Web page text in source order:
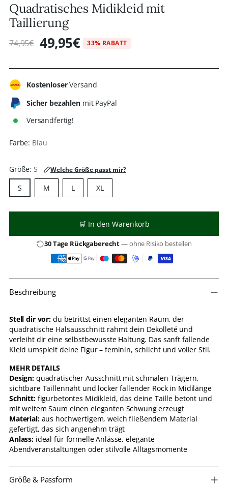
Quadratisches Midikleid mit
Taillierung
Regulärer
74,95€ 49,95€ 33% RABATT
KostenloserVersand
Sicher bezahlenmit PayPal
Versandfertig!
Farbe: Blau
Größe:S Welche Größe passt mir?
S M L XL
🛒 In den Warenkorb
30 Tage Rückgaberecht— ohne Risiko bestellen
in
legen
Beschreibung
Stell dir vor: du betrittst einen eleganten Raum, der
quadratische Halsausschnitt rahmt dein Dekolleté und
verleiht dir eine selbstbewusste Haltung. Das sanft fallende
Kleid umspielt deine Figur – feminin, schlicht und voller Stil.
MEHR DETAILS
Design: quadratischer Ausschnitt mit schmalen Trägern,
sichtbare Taillennaht und locker fallender Rock in Midilänge
Schnitt:figurbetontes Midikleid, das deine Taille betont und
mit weitem Saum einen eleganten Schwung erzeugt
Material:aus hochwertigem, weich fließendem Material
gefertigt, das sich angenehm trägt
Anlass: ideal für formelle Anlässe, elegante
Abendveranstaltungen oder stilvolle Alltagsmomente
Größe & Passform